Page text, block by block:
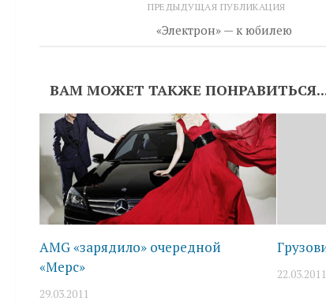
ПРЕДЫДУЩАЯ ПУБЛИКАЦИЯ
«Электрон» — к юбилею
ВАМ МОЖЕТ ТАКЖЕ
AMG «зарядило» очередной
«Мерс»
29.03.2011
22.03.2011